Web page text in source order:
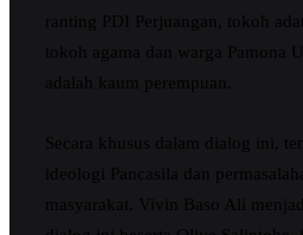
ranting PDI Perjuangan, tokoh
tokoh agama dan warga Pamona
adalah kaum perempuan.
Secara khusus dalam dialog ini,
ideologi Pancasila dan
masyarakat. Vivin Baso Ali